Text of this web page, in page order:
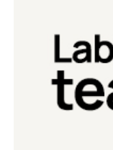
Laboratorio di